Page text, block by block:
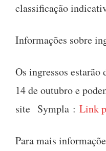
classificação
Informações sobre
Os ingressos
14 de outubro e
site Sympla : Link
Para mais